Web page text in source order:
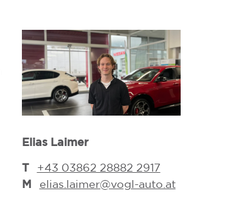
Elias Laimer
T +43 03862 28882 2917
M elias.laimer@vogl-auto.at